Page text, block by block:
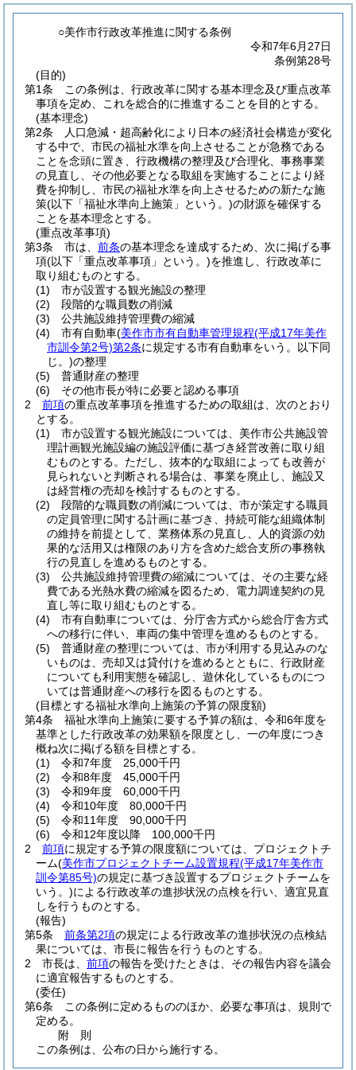
○美作市行政改革推進に関する条例
令和7年6月27日
条例第28号
(目的)
第1条
この条例は、行政改革に関する基本理念及び重点改革
事項を定め、これを総合的に推進することを目的とする。
(基本理念)
第2条
人口急減・超高齢化により日本の経済社会構造が変化
する中で、市民の福祉水準を向上させることが急務である
ことを念頭に置き、行政機構の整理及び合理化、事務事業
の見直し、その他必要となる取組を実施することにより経
費を抑制し、市民の福祉水準を向上させるための新たな施
策(以下「福祉水準向上施策」という。)の財源を確保する
ことを基本理念とする。
(重点改革事項)
第3条
市は、 前条の基本理念を達成するため、次に掲げる事
項(以下「重点改革事項」という。)を推進し、行政改革に
取り組むものとする。
(1)
市が設置する観光施設の整理
(2)
段階的な職員数の削減
(3)
公共施設維持管理費の縮減
(4)
市有自動車(美作市市有自動車管理規程(平成17年美作
市訓令第2号)第2条に規定する市有自動車をいう。以下同
じ。)の整理
(5)
普通財産の整理
(6)
その他市長が特に必要と認める事項
2
前項の重点改革事項を推進するための取組は、次のとおり
とする。
(1)
市が設置する観光施設については、美作市公共施設管
理計画観光施設編の施設評価に基づき経営改善に取り組
むものとする。 ただし、抜本的な取組によっても改善が
見られないと判断される場合は、事業を廃止し、施設又
は経営権の売却を検討するものとする。
(2)
段階的な職員数の削減については、市が策定する職員
の定員管理に関する計画に基づき、持続可能な組織体制
の維持を前提として、業務体系の見直し、人的資源の効
果的な活用又は権限のあり方を含めた総合支所の事務執
行の見直しを進めるものとする。
(3)
公共施設維持管理費の縮減については、その主要な経
費である光熱水費の縮減を図るため、電力調達契約の見
直し等に取り組むものとする。
(4)
市有自動車については、分庁舎方式から総合庁舎方式
への移行に伴い、車両の集中管理を進めるものとする。
(5)
普通財産の整理については、市が利用する見込みのな
いものは、売却又は貸付けを進めるとともに、行政財産
についても利用実態を確認し、遊休化しているものにつ
いては普通財産への移行を図るものとする。
(目標とする福祉水準向上施策の予算の限度額)
第4条
福祉水準向上施策に要する予算の額は、令和6年度を
基準とした行政改革の効果額を限度とし、一の年度につき
概ね次に掲げる額を目標とする。
(1)
令和7年度 25,000千円
(2)
令和8年度 45,000千円
(3)
令和9年度 60,000千円
(4)
令和10年度 80,000千円
(5)
令和11年度 90,000千円
(6)
令和12年度以降 100,000千円
2
前項に規定する予算の限度額については、プロジェクトチ
ーム(美作市プロジェクトチーム設置規程(平成17年美作市
訓令第85号)の規定に基づき設置するプロジェクトチームを
いう。)による行政改革の進捗状況の点検を行い、適宜見直
しを行うものとする。
(報告)
第5条
前条第2項の規定による行政改革の進捗状況の点検結
果については、市長に報告を行うものとする。
2
市長は、 前項の報告を受けたときは、その報告内容を議会
に適宜報告するものとする。
(委任)
第6条
この条例に定めるもののほか、必要な事項は、規則で
定める。
附 則
この条例は、公布の日から施行する。